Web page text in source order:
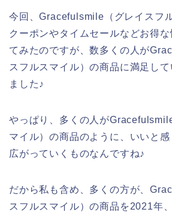
今回、Gracefulsmile（グレイスフ
クーポンやタイムセールなどお得
てみたのですが、数多くの人が
スフルスマイル）の商品に満足して
ました♪
やっぱり、多くの人が
マイル）の商品のように、いいと
広がっていくものなんですね♪
だから私も含め、多くの方が、
スフルスマイル）の商品を2021年